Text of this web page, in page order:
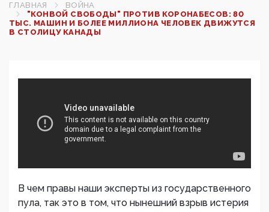
ГЛАВНАЯ
ВОЙНА
"КОНВОЙ СВОБОДЫ" ПРОТИВ КОРОНАБЕСОВ: 80
ТЫС. МАШИН И БОЛЕЕ МИЛЛИОНА ЧЕЛОВЕК ДВИЖУТСЯ
В СТОЛИЦУ КАНАДЫ
В чем правы наши эксперты из государственного
пула, так это в том, что нынешний взрыв истерия